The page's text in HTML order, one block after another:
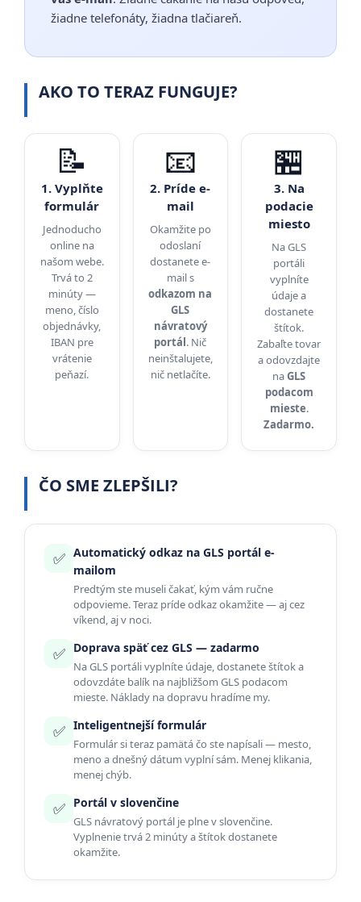
žiadne telefonáty, žiadna tlačiareň.
AKO TO TERAZ FUNGUJE?
📝
1. Vyplňte
formulár
Jednoducho
online na
našom webe.
Trvá to 2
minúty —
meno, číslo
objednávky,
IBAN pre
vrátenie
peňazí.
📧
2. Príde e-
mail
Okamžite po
odoslaní
dostanete e-
mail s
odkazom na
GLS
návratový
portál. Nič
neinštalujete,
nič netlačíte.
🏪
3. Na
podacie
miesto
Na GLS
portáli
vyplníte
údaje a
dostanete
štítok.
Zabaľte tovar
a odovzdajte
naGLS
podacom
mieste.
Zadarmo.
ČO SME ZLEPŠILI?
✅ Automatický odkaz na GLS portál e-
mailom
Predtým ste museli čakať, kým vám ručne
odpovieme. Teraz príde odkaz okamžite — aj cez
víkend, aj v noci.
✅ Doprava späť cez GLS — zadarmo
Na GLS portáli vyplníte údaje, dostanete štítok a
odovzdáte balík na najbližšom GLS podacom
mieste. Náklady na dopravu hradíme my.
✅ Inteligentnejší formulár
Formulár si teraz pamätá čo ste napísali — mesto,
meno a dnešný dátum vyplní sám. Menej klikania,
menej chýb.
✅ Portál v slovenčine
GLS návratový portál je plne v slovenčine.
Vyplnenie trvá 2 minúty a štítok dostanete
okamžite.